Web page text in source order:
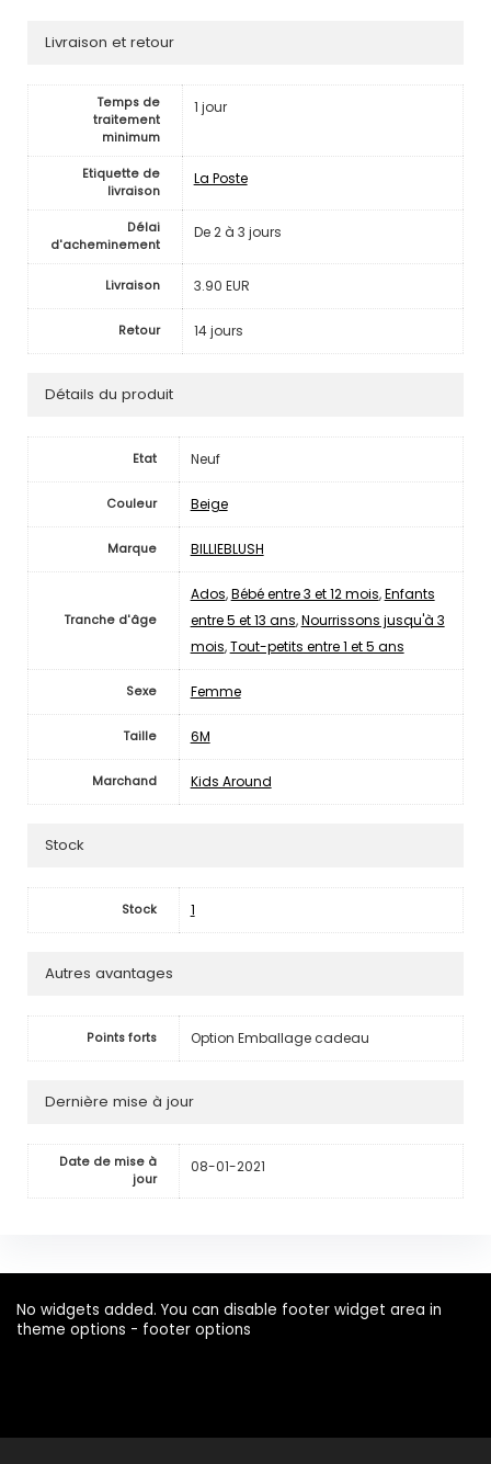
Livraison et retour
Temps de
traitement
minimum
1 jour
Etiquette de
livraison
La Poste
Délai
d'acheminement
De 2 à 3 jours
Livraison 3.90 EUR
Retour 14 jours
Détails du produit
Etat Neuf
Couleur Beige
Marque BILLIEBLUSH
Tranche d'âge
Ados,Bébé entre 3 et 12 mois,Enfants
entre 5 et 13 ans,Nourrissons jusqu'à 3
mois,Tout-petits entre 1 et 5 ans
Sexe Femme
Taille 6M
Marchand Kids Around
Stock
Stock 1
Autres avantages
Points forts Option Emballage cadeau
Dernière mise à jour
Date de mise à
jour
08-01-2021
No widgets added. You can disable footer widget area in
theme options - footer options